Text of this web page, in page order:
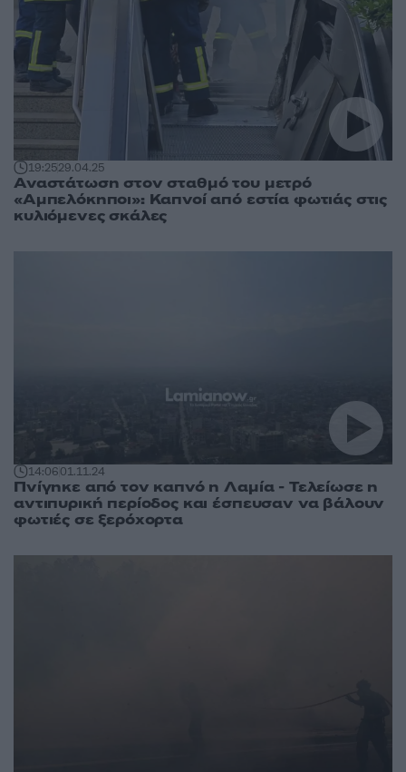
19:2529.04.25
Αναστάτωση στον σταθμό του μετρό
«Αμπελόκηποι»: Καπνοί από εστία φωτιάς στις
κυλιόμενες σκάλες
14:0601.11.24
Πνίγηκε από τον καπνό η Λαμία - Τελείωσε η
αντιπυρική περίοδος και έσπευσαν να βάλουν
φωτιές σε ξερόχορτα